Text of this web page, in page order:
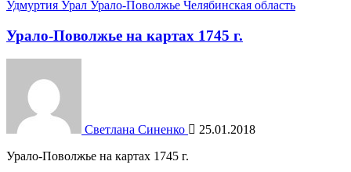
Удмуртия Урал Урало-Поволжье Челябинская область
Урало-Поволжье на картах 1745 г.
Светлана Синенко
25.01.2018
Урало-Поволжье на картах 1745 г.